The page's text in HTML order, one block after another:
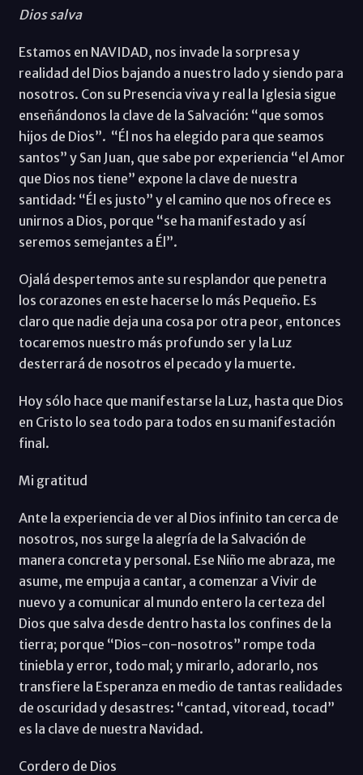
Dios salva
Estamos en NAVIDAD, nos invade la sorpresa y
realidad del Dios bajando a nuestro lado y siendo para
nosotros. Con su Presencia viva y real la Iglesia sigue
enseñándonos la clave de la Salvación: “que somos
hijos de Dios”. “Él nos ha elegido para que seamos
santos” y San Juan, que sabe por experiencia “el Amor
que Dios nos tiene” expone la clave de nuestra
santidad: “Él es justo” y el camino que nos ofrece es
unirnos a Dios, porque “se ha manifestado y así
seremos semejantes a Él”.
Ojalá despertemos ante su resplandor que penetra
los corazones en este hacerse lo más Pequeño. Es
claro que nadie deja una cosa por otra peor, entonces
tocaremos nuestro más profundo ser y la Luz
desterrará de nosotros el pecado y la muerte.
Hoy sólo hace que manifestarse la Luz, hasta que Dios
en Cristo lo sea todo para todos en su manifestación
final.
Mi gratitud
Ante la experiencia de ver al Dios infinito tan cerca de
nosotros, nos surge la alegría de la Salvación de
manera concreta y personal. Ese Niño me abraza, me
asume, me empuja a cantar, a comenzar a Vivir de
nuevo y a comunicar al mundo entero la certeza del
Dios que salva desde dentro hasta los confines de la
tierra; porque “Dios-con-nosotros” rompe toda
tiniebla y error, todo mal; y mirarlo, adorarlo, nos
transfiere la Esperanza en medio de tantas realidades
de oscuridad y desastres: “cantad, vitoread, tocad”
es la clave de nuestra Navidad.
Cordero de Dios